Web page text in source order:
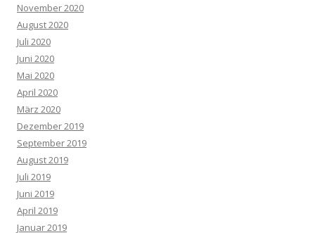
November 2020
August 2020
Juli 2020
Juni 2020
Mai 2020
April 2020
März 2020
Dezember 2019
September 2019
August 2019
Juli 2019
Juni 2019
April 2019
Januar 2019